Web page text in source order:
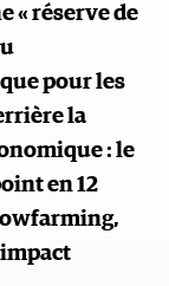
« réserve de
pour les
la
: le
en 12